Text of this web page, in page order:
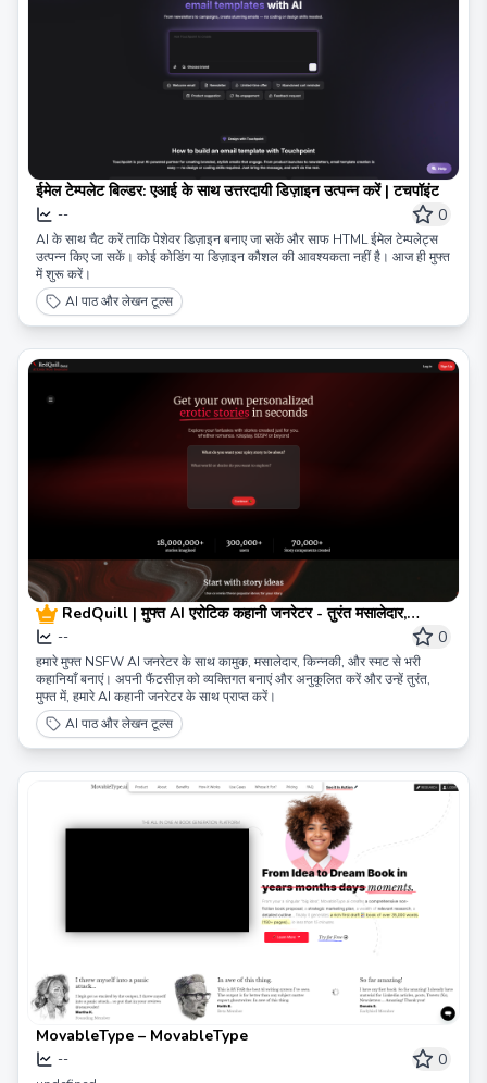
ईमेल टेम्पलेट बिल्डर: एआई के साथ उत्तरदायी डिज़ाइन उत्पन्न करें | टचपॉइंट
-- 0
AI के साथ चैट करें ताकि पेशेवर डिज़ाइन बनाए जा सकें और साफ HTML ईमेल टेम्पलेट्स
उत्पन्न किए जा सकें। कोई कोडिंग या डिज़ाइन कौशल की आवश्यकता नहीं है। आज ही मुफ्त
में शुरू करें।
AI पाठ और लेखन टूल्स
RedQuill | मुफ्त AI एरोटिक कहानी जनरेटर - तुरंत मसालेदार,
किन्नकी स्मट कहानियाँ बनाएं
-- 0
हमारे मुफ्त NSFW AI जनरेटर के साथ कामुक, मसालेदार, किन्नकी, और स्मट से भरी
कहानियाँ बनाएं। अपनी फैंटसीज़ को व्यक्तिगत बनाएं और अनुकूलित करें और उन्हें तुरंत,
मुफ्त में, हमारे AI कहानी जनरेटर के साथ प्राप्त करें।
AI पाठ और लेखन टूल्स
MovableType – MovableType
-- 0